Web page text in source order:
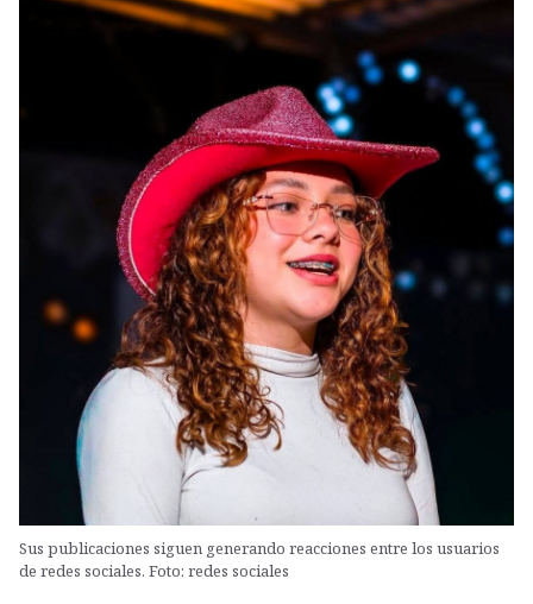
Sus publicaciones siguen generando reacciones entre los usuarios
de redes sociales. Foto: redes sociales